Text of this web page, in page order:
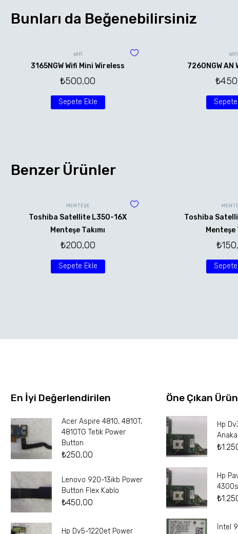
Bunları da Beğenebilirsiniz
WİFİ
3165NGW Wifi Mini Wireless
₺500,00
Sepete Ekle
WİFİ
7260NGW AN
₺
Benzer Ürünler
MENTEŞE
Toshiba Satellite L350-16X
Menteşe Takımı
₺200,00
Sepete Ekle
Toshiba
Menteşe
₺
En İyi Değerlendirilen
Acer Aspire 4810, 4810T,
4810TG Tetik Power
Button
₺250,00
Lenovo 920-13ikb Power
Button Flex Kablo
₺450,00
Hp Dv5-1220et Power
Öne Çıkan
Hp
₺
Hp
₺
İntel